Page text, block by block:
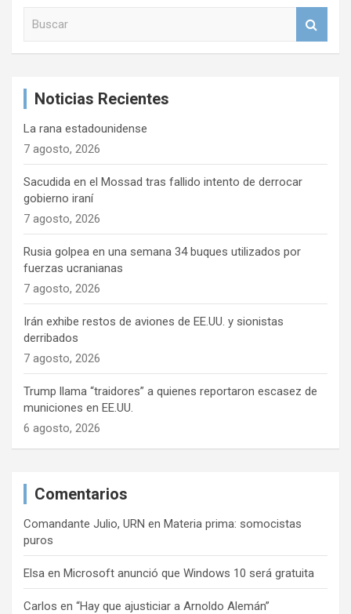
Noticias Recientes
La rana estadounidense
7 agosto, 2026
Sacudida en el Mossad tras fallido intento de derrocar
gobierno iraní
7 agosto, 2026
Rusia golpea en una semana 34 buques utilizados por
fuerzas ucranianas
7 agosto, 2026
Irán exhibe restos de aviones de EE.UU. y sionistas
derribados
7 agosto, 2026
Trump llama “traidores” a quienes reportaron escasez de
municiones en EE.UU.
6 agosto, 2026
Comentarios
Comandante Julio, URN en Materia prima: somocistas
puros
Elsa en Microsoft anunció que Windows 10 será gratuita
Carlos en “Hay que ajusticiar a Arnoldo Alemán”